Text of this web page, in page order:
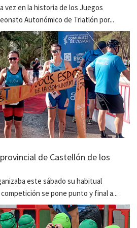
vez en la historia de los Juegos
Autonómico de Triatlón por...
de Castellón de los
este sábado su habitual
se pone punto y final a...